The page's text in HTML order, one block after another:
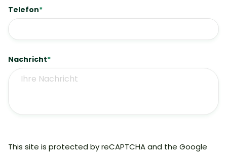
*
Telefon
*
Nachricht
This site is protected by reCAPTCHA and the Google